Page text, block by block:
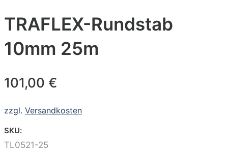
TRAFLEX-Rundstab
10mm 25m
101,00 €
zzgl. Versandkosten
SKU:
TL0521-25